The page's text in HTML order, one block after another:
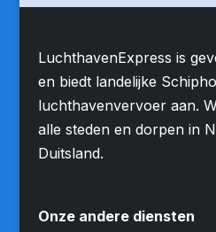
LuchthavenExpress is
en biedt landelijke
luchthavenvervoer aan.
alle steden en dorpen in
Duitsland.
Onze andere diensten